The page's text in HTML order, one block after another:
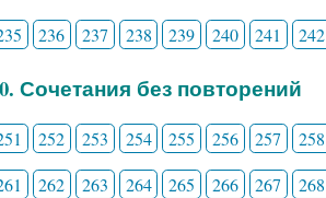
236 237 238 239 240 241 242
Сочетания без повторений
252 253 254 255 256 257 258
262 263 264 265 266 267 268